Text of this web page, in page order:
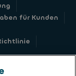
für Kunden